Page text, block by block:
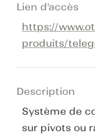
Lien d'accès
https://
produits/
Description
Système de
sur pivots ou